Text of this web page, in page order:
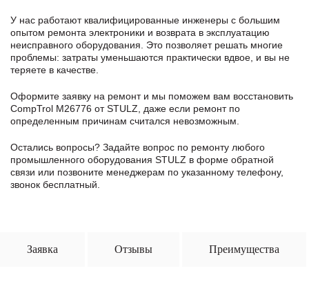
У нас работают квалифицированные инженеры с большим
опытом ремонта электроники и возврата в эксплуатацию
неисправного оборудования. Это позволяет решать многие
проблемы: затраты уменьшаются практически вдвое, и вы не
теряете в качестве.
Оформите заявку на ремонт и мы поможем вам восстановить
CompTrol M26776 от STULZ, даже если ремонт по
определенным причинам считался невозможным.
Остались вопросы? Задайте вопрос по ремонту любого
промышленного оборудования STULZ в формe обратной
связи или позвоните менеджерам по указанному телефону,
звонок бесплатный.
Заявка Отзывы Преимущества